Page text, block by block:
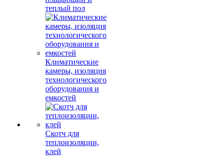
теплый пол
Климатические
камеры, изоляция
технологического
оборудования и
емкостей
Скотч для
теплоизоляции,
клей